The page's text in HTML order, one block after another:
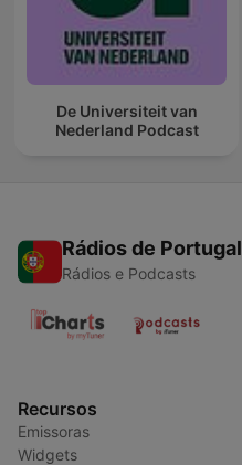
De Universiteit van
Nederland Podcast
Rádios de Portugal
Rádios e Podcasts
Recursos
Emissoras
Widgets